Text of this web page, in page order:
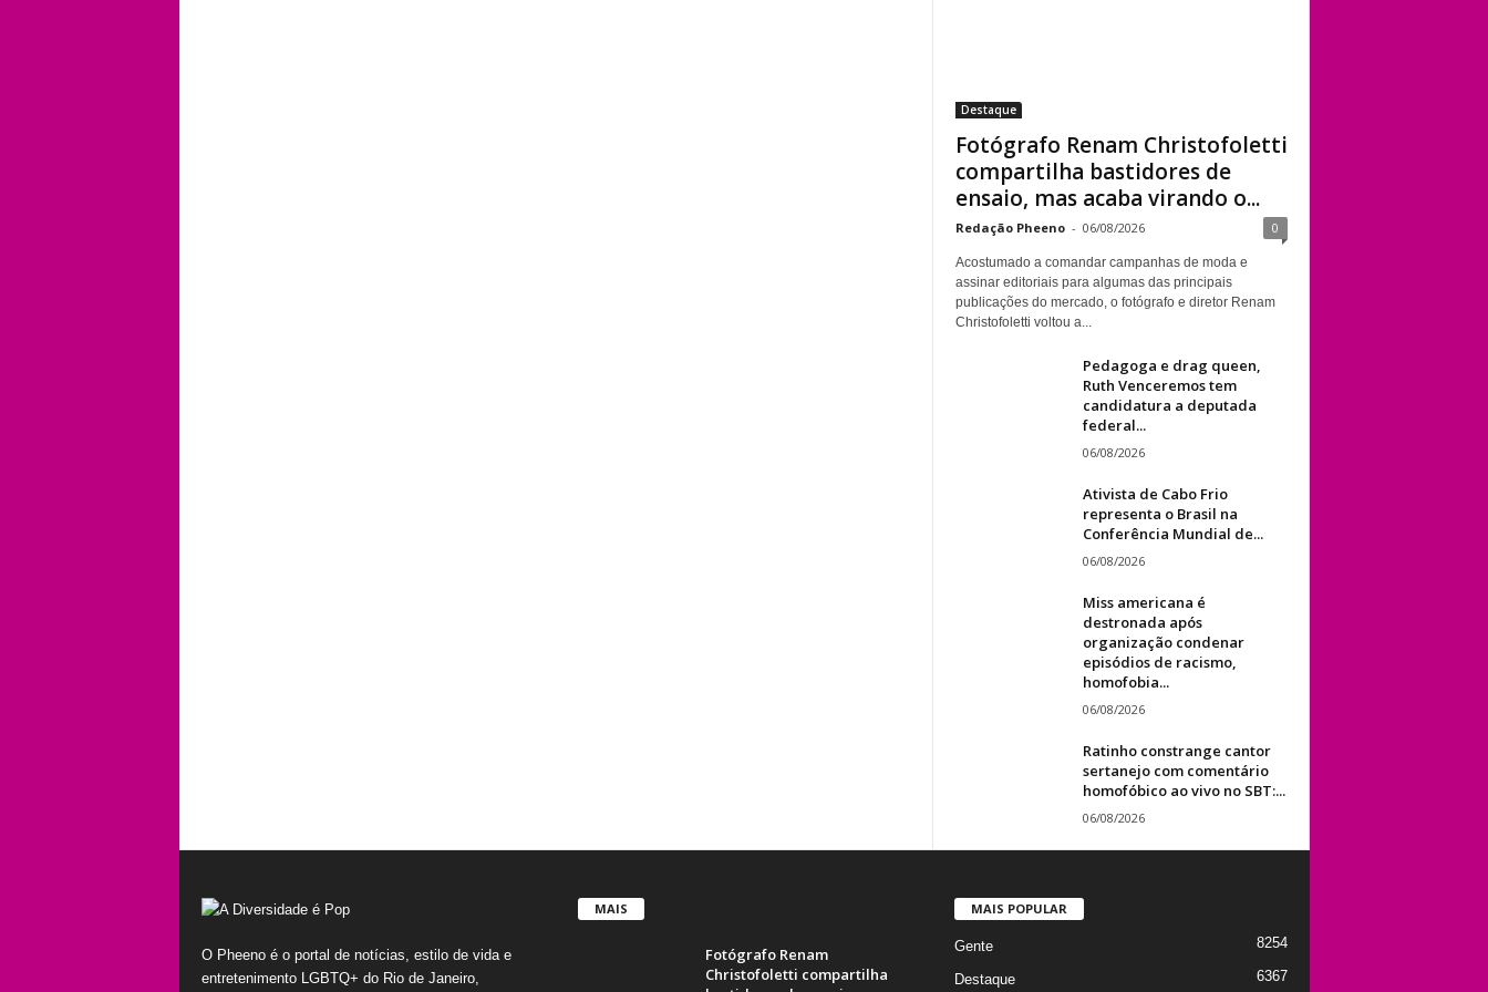
Destaque
Fotógrafo Renam Christofoletti
compartilha bastidores de
ensaio, mas acaba virando o...
Redação Pheeno - 06/08/2026 0
Acostumado a comandar campanhas de moda e
assinar editoriais para algumas das principais
publicações do mercado, o fotógrafo e diretor Renam
Christofoletti voltou a...
Pedagoga e drag queen,
Ruth Venceremos tem
candidatura a deputada
federal...
06/08/2026
Ativista de Cabo Frio
representa o Brasil na
Conferência Mundial de...
06/08/2026
Miss americana é
destronada após
organização condenar
episódios de racismo,
homofobia...
06/08/2026
Ratinho constrange cantor
sertanejo com comentário
homofóbico ao vivo no SBT:...
06/08/2026
O Pheeno é o portal de notícias, estilo de vida e
entretenimento LGBTQ+ do Rio de Janeiro,
MAIS
Fotógrafo Renam
Christofoletti compartilha
MAIS POPULAR
Gente 8254
Destaque 6367